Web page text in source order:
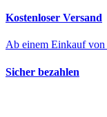
Kostenloser Versand
Ab einem Einkauf von
Sicher bezahlen